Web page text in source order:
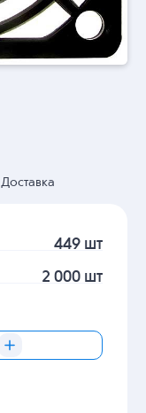
Доставка
449 шт
2 000 шт